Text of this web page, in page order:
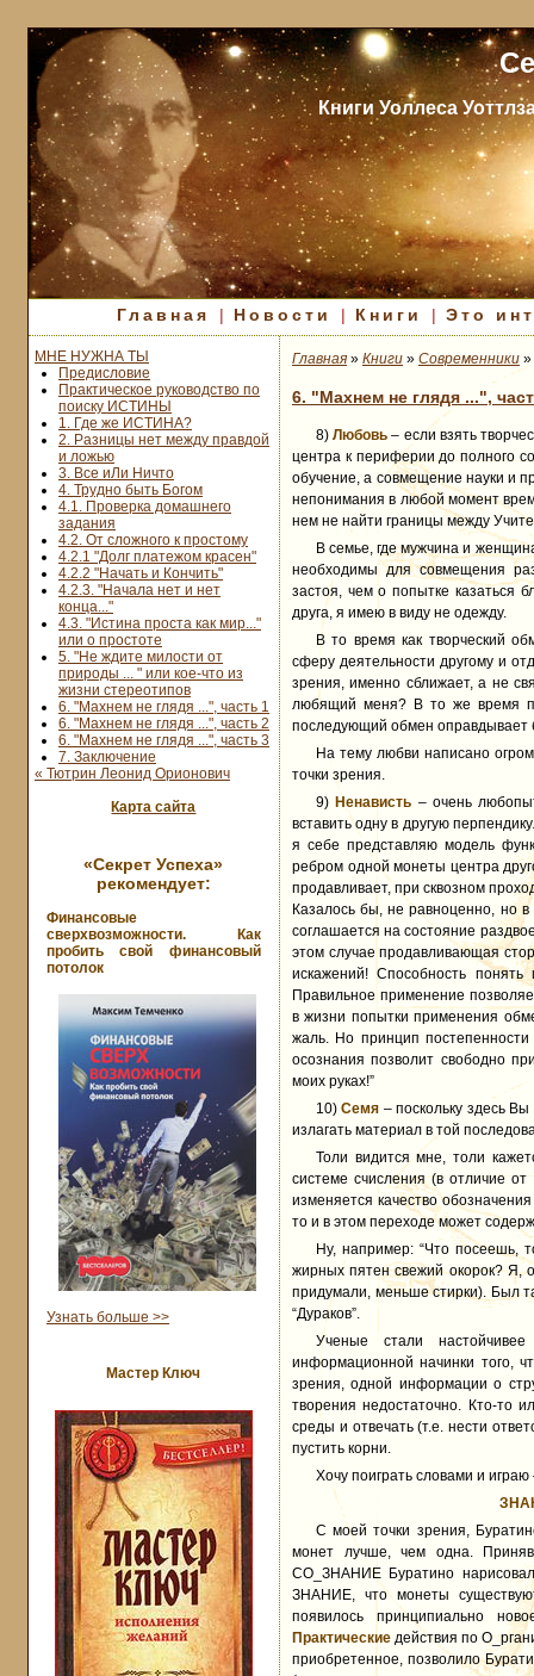
Книги Уоллеса
Главная | Новости | Книги |Это
МНЕ НУЖНА ТЫ
Предисловие
Практическое руководство по
поиску ИСТИНЫ
1. Где же ИСТИНА?
2. Разницы нет между правдой
и ложью
3. Все иЛи Ничто
4. Трудно быть Богом
4.1. Проверка домашнего
задания
4.2. От сложного к простому
4.2.1 "Долг платежом красен"
4.2.2 "Начать и Кончить"
4.2.3. "Начала нет и нет
конца..."
4.3. "Истина проста как мир..."
или о простоте
5. "Не ждите милости от
природы ... " или кое-что из
жизни стереотипов
6. "Махнем не глядя ...", часть 1
6. "Махнем не глядя ...", часть 2
6. "Махнем не глядя ...", часть 3
7. Заключение
« Тютрин Леонид Орионович
Карта сайта
«Секрет Успеха»
рекомендует:
Финансовые
сверхвозможности. Как
пробить свой финансовый
потолок
Узнать больше >>
Мастер Ключ
Главная » Книги » Современники »
6. "Махнем не глядя ...",
8)Любовь – если взять
центра к периферии до полного
обучение, а совмещение науки и
непонимания в любой момент
нем не найти границы между
В семье, где мужчина и
необходимы для совмещения
застоя, чем о попытке казаться
друга, я имею в виду не одежду.
В то время как творческий
сферу деятельности другому и
зрения, именно сближает, а не
любящий меня? В то же время
последующий обмен оправдывает
На тему любви написано
точки зрения.
9) Ненависть – очень
вставить одну в другую
я себе представляю модель
ребром одной монеты центра
продавливает, при сквозном
Казалось бы, не равноценно, но
соглашается на состояние
этом случае продавливающая
искажений! Способность
Правильное применение
в жизни попытки применения
жаль. Но принцип постепенности
осознания позволит свободно
моих руках!”
10)Семя – поскольку здесь
излагать материал в той
Толи видится мне, толи
системе счисления (в отличие
изменяется качество
то и в этом переходе может
Ну, например: “Что посеешь,
жирных пятен свежий окорок? Я,
придумали, меньше стирки). Был
“Дураков”.
Ученые стали
информационной начинки того,
зрения, одной информации о
творения недостаточно. Кто-то
среды и отвечать (т.е. нести
пустить корни.
Хочу поиграть словами и
С моей точки зрения,
монет лучше, чем одна.
СО_ЗНАНИЕ Буратино
ЗНАНИЕ, что монеты
появилось принципиально
Практические действия по
приобретенное, позволило